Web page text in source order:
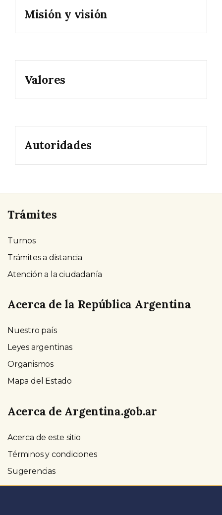
Misión y visión
Valores
Autoridades
Trámites
Turnos
Trámites a distancia
Atención a la ciudadanía
Acerca de la República Argentina
Nuestro país
Leyes argentinas
Organismos
Mapa del Estado
Acerca de Argentina.gob.ar
Acerca de este sitio
Términos y condiciones
Sugerencias